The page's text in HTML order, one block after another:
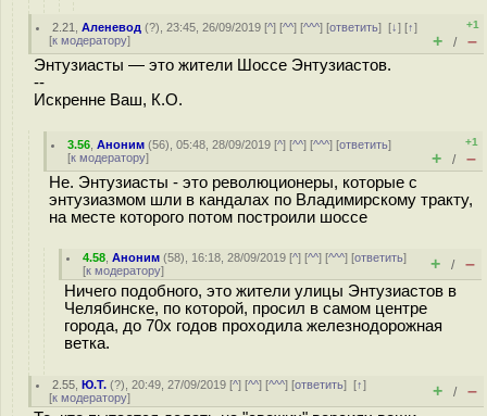
2.21 ,Аленевод (?), 23:45, 26/09/2019 [^] [^^] [^^^] [ответить][↓] [↑]
[к модератору]
+1
+ / –
Энтузиасты — это жители Шоссе Энтузиастов.
--
Искренне Ваш, К.О.
3.56 ,Аноним (56), 05:48, 28/09/2019 [^] [^^] [^^^] [ответить]
[к модератору]
+1
+ / –
Не. Энтузиасты - это революционеры, которые с
энтузиазмом шли в кандалах по Владимирскому тракту,
на месте которого потом построили шоссе
4.58 ,Аноним (58), 16:18, 28/09/2019 [^] [^^] [^^^] [ответить]
[к модератору] + / –
Ничего подобного, это жители улицы Энтузиастов в
Челябинске, по которой, просил в самом центре
города, до 70х годов проходила железнодорожная
ветка.
2.55 ,Ю.Т. (?), 20:49, 27/09/2019 [^] [^^] [^^^] [ответить][↑]
[к модератору] + / –